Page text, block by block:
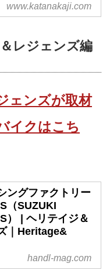
www.katanakaji.com
レジェンズ編
ンズが取材
イクはこち
ングファクトリー
（SUZUKI
） | ヘリテイジ＆
｜Heritage&
handl-mag.com